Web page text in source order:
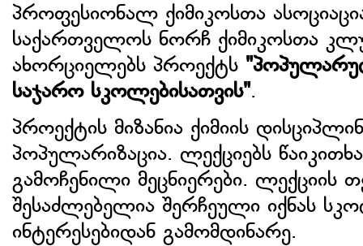
პროფესიონალ ქიმიკოსთა
საქართველოს ნორჩ ქიმიკოსთა
ახორციელებს პროექტს
საჯარო სკოლებისათვის".
პროექტის მიზანია ქიმიის
პოპულარიზაცია. ლექციებს
გამოჩენილი მეცნიერები. ლექციის
შესაძლებელია შერჩეული იქნას
ინტერესებიდან გამომდინარე.